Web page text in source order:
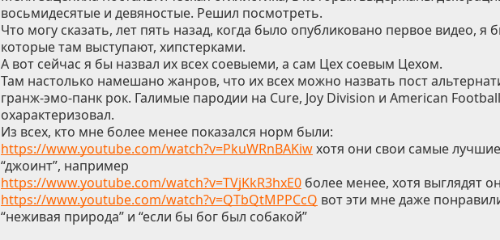
восьмидесятые и девяностые. Решил посмотреть.
Что могу сказать, лет пять назад, когда было опубликовано первое видео, я
которые там выступают, хипстерками.
А вот сейчас я бы назвал их всех соевыеми, а сам Цех соевым Цехом.
Там настолько намешано жанров, что их всех можно назвать пост
гранж-эмо-панк рок. Галимые пародии на Cure, Joy Division и American
охарактеризовал.
Из всех, кто мне более менее показался норм были:
https://www.youtube.com/watch?v=PkuWRnBAKiwхотя они свои самые
“джоинт”, например
https://www.youtube.com/watch?v=TVjKkR3hxE0 более менее, хотя выглядят
https://www.youtube.com/watch?v=QTbQtMPPCcQ вот эти мне даже
“неживая природа” и “если бы бог был собакой”